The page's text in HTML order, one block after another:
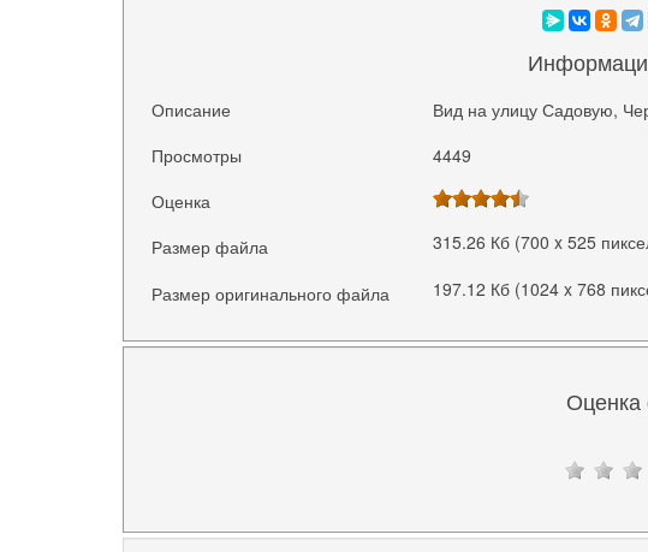
Описание
Вид на улицу Садовую,
Просмотры
4449
Оценка
Размер файла
315.26 Кб (700 x 525
Размер оригинального файла 197.12 Кб (1024 x 768